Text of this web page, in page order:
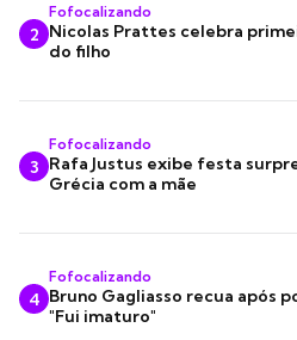
2
Fofocalizando
Nicolas Prattes celebra
do filho
3
Fofocalizando
Rafa Justus exibe festa
Grécia com a mãe
4
Fofocalizando
Bruno Gagliasso recua após
"Fui imaturo"